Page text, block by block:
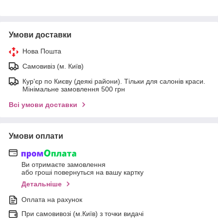
Умови доставки
Нова Пошта
Самовивіз (м. Київ)
Кур'єр по Києву (деякі райони). Тільки для салонів краси.
Мінімальне замовлення 500 грн
Всі умови доставки
Умови оплати
Ви отримаєте замовлення
або гроші повернуться на вашу картку
Детальніше
Оплата на рахунок
При самовивозі (м.Київ) з точки видачі